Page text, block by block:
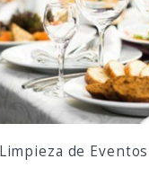
Limpieza de Eventos